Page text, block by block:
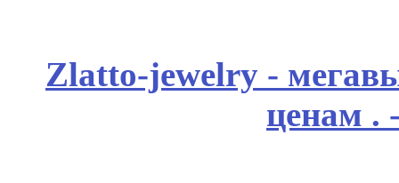
Zlatto-jewelry -
ценам .